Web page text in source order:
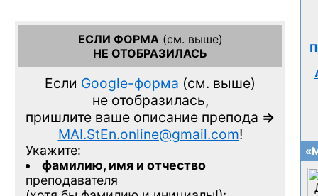
ЕСЛИ ФОРМА(см. выше)
НЕ ОТОБРАЗИЛАСЬ
Если Google-форма (см. выше)
не отобразилась,
пришлите ваше описание препода =>
MAI.StEn.online@gmail.com!
Укажите:
фамилию, имя и отчество
преподавателя